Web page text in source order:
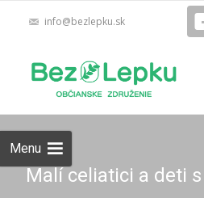
info@bezlepku.sk
Menu
Malí celiatici a deti